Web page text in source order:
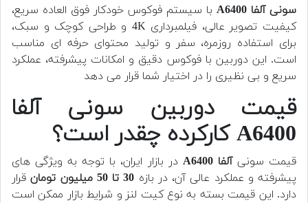
سونی آلفا A6400
با سیستم فوکوس خودکار فوق العاده سریع،
کیفیت تصویر عالی، فیلمبرداری 4K و طراحی کوچک و سبک،
برای استفاده روزمره، سفر و تولید محتوای حرفه ای مناسب
است. این دوربین با فوکوس دقیق و امکانات پیشرفته، عملکرد
سریع و بی نظیری را در اختیار شما قرار می دهد
قیمت دوربین سونی آلفا
A6400 کارکرده چقدر است؟
قیمت سونی آلفا A6400
در بازار ایران، با توجه به ویژگی های
پیشرفته و عملکرد عالی آن، در بازه 30 تا 50 میلیون تومان
قرار
دارد. این قیمت بسته به نوع کیت لنز و شرایط بازار ممکن است